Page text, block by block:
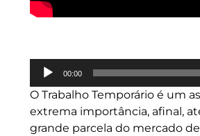
Tocador
áudio
00:00
O Trabalho Temporário é um
extrema importância, afinal,
grande parcela do mercado